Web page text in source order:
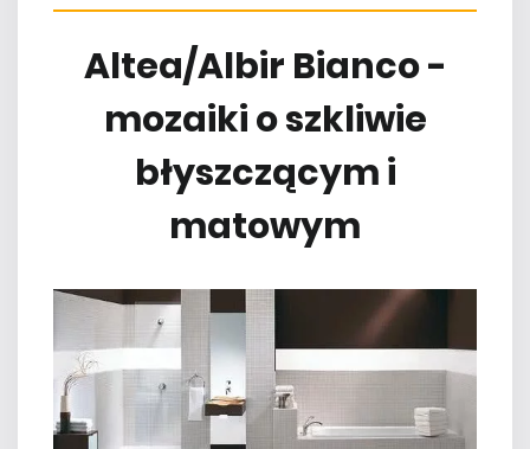
Altea/Albir Bianco -
mozaiki o szkliwie
błyszczącym i
matowym